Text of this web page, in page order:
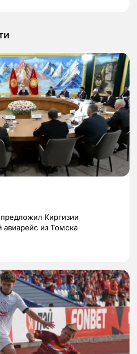
Киргизии
авиарейс из Томска